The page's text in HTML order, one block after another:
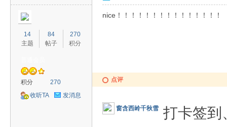
14
主题
84
帖子
270
积分
积分
270
收听TA
发消息
nice！！！！！！！！！！！！！！！
点评
窗含西岭千秋雪 打卡签